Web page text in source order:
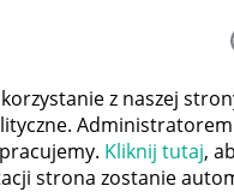
z naszej
Kliknij tutaj,
strona zostanie